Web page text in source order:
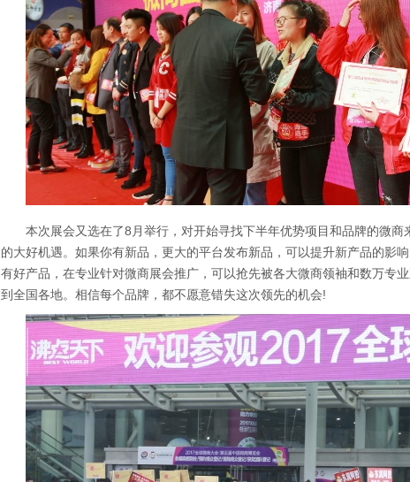
本次展会又选在了8月举行，对开始寻找下半年优势项目和品牌的微商
的大好机遇。如果你有新品，更大的平台发布新品，可以提升新产品的影
有好产品，在专业针对微商展会推广，可以抢先被各大微商领袖和数万专
到全国各地。相信每个品牌，都不愿意错失这次领先的机会!